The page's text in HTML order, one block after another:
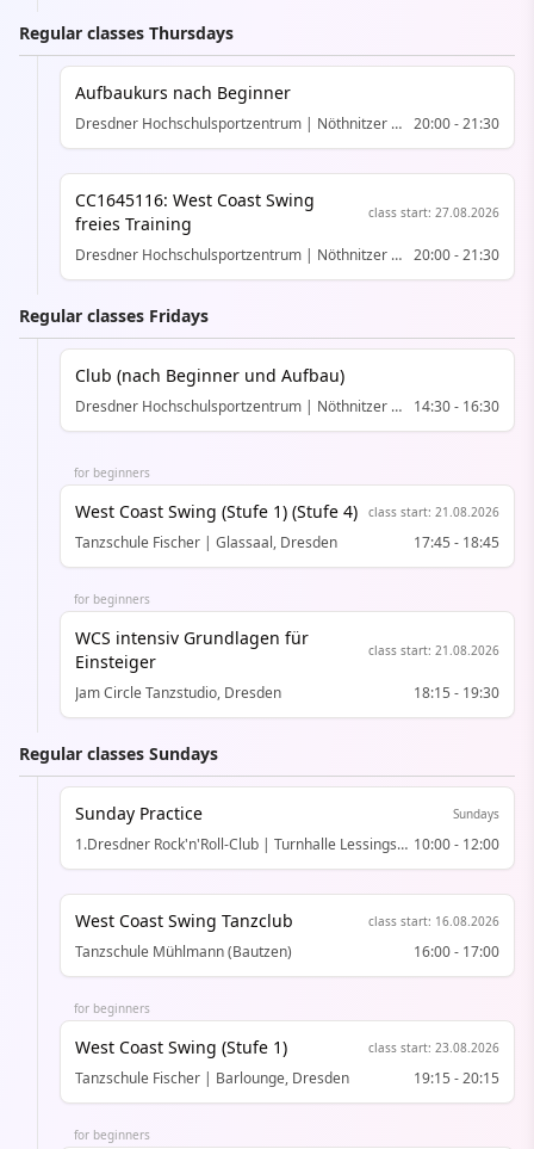
Regular classes Thursdays
Aufbaukurs nach Beginner
Dresdner Hochschul­sportzentrum | Nöthnitzer Str. Halle III rechts, Dresden 20:00-21:30
CC1645116: West Coast Swing
freies Training
class start: 27.08.2026
Dresdner Hochschul­sportzentrum | Nöthnitzer Str. Halle III rechts, Dresden 20:00-21:30
Regular classes Fridays
Club (nach Beginner und Aufbau)
Dresdner Hochschul­sportzentrum | Nöthnitzer Str. Halle III rechts, Dresden 14:30- 16:30
for beginners
West Coast Swing (Stufe 1) (Stufe 4) class start: 21.08.2026
Tanzschule Fischer | Glassaal, Dresden 17:45 - 18:45
for beginners
WCS intensiv Grundlagen für
Einsteiger
class start: 21.08.2026
Jam Circle Tanzstudio, Dresden 18:15 - 19:30
Regular classes Sundays
Sunday Practice Sundays
1.Dresdner Rock'n'Roll-Club | Turnhalle Lessingstrasse, Dresden 10:00- 12:00
West Coast Swing Tanzclub class start: 16.08.2026
Tanzschule Mühlmann (Bautzen) 16:00- 17:00
for beginners
West Coast Swing (Stufe 1) class start: 23.08.2026
Tanzschule Fischer | Barlounge, Dresden 19:15 -20:15
for beginners